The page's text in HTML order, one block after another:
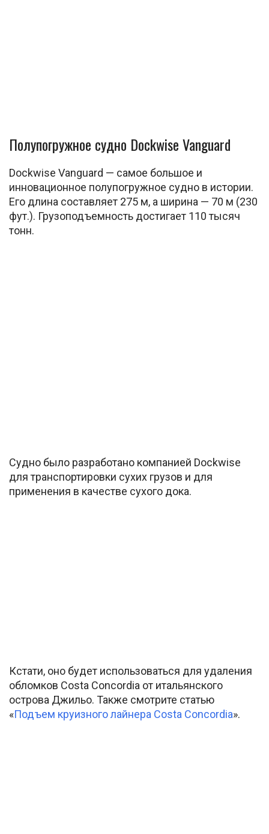
Полупогружное судно Dockwise Vanguard
Dockwise Vanguard — самое большое и
инновационное полупогружное судно в истории.
Его длина составляет 275 м, а ширина — 70 м (230
фут.). Грузоподъемность достигает 110 тысяч
тонн.
Судно было разработано компанией Dockwise
для транспортировки сухих грузов и для
применения в качестве сухого дока.
Кстати, оно будет использоваться для удаления
обломков Costa Concordia от итальянского
острова Джильо. Также смотрите статью
«Подъем круизного лайнера Costa Concordia».